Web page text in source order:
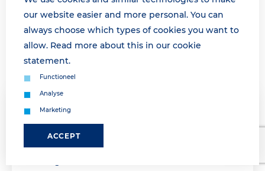
26 March 2026 13:39
COMMUNICATIE HERSTELD / ALL
COMMUNICATIONS RESTORED.
our website easier and more personal. You can
always choose which types of cookies you want to
allow. Read more about this in our cookie
statement.
Functioneel
Analyse
Marketing
ACCEPT